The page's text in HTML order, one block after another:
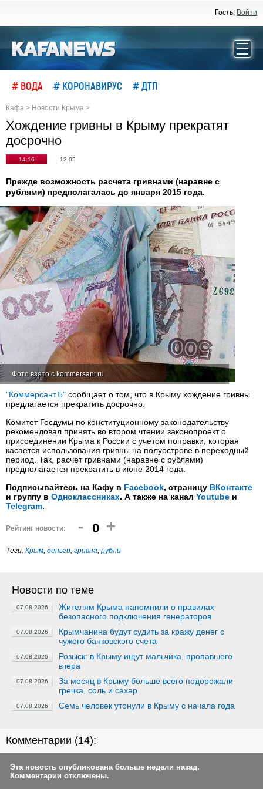
Гость, Войти
# ВОДА # КОРОНАВИРУС # ДТП
Кафа > Новости Крыма >
Хождение гривны в Крыму прекратят
досрочно
14:16 12.05
Прежде возможность расчета гривнами (наравне с
рублями) предполагалась до января 2015 года.
Фото взято с kommersant.ru
"КоммерсантЪ" сообщает о том, что в Крыму хождение гривны
предлагается прекратить досрочно.
Комитет Госдумы по конституционному законодательству
рекомендовал принять во втором чтении законопроект о
присоединении Крыма к России с учетом поправки, которая
касается использования гривны на полуострове в переходный
период. Так, расчет гривнами (наравне с рублями)
предполагается прекратить в июне 2014 года.
Подписывайтесь на Кафу в Facebook, страницу ВКонтакте
и группу в Одноклассниках. А также на канал Youtube и
Telegram.
Рейтинг новости: - 0 +
Теги: Крым, деньги, гривна, рубли
Новости по теме
07.08.2026
Жителям Крыма напомнили о правилах
безопасного подключения генераторов
07.08.2026
Крымчанина будут судить за кражу денег с
чужого банковского счета
07.08.2026
Розыск: в Крыму ищут мальчика, пропавшего
вчера
07.08.2026
За месяц в Крыму больше всего подорожали
гречка, соль и сахар
07.08.2026 Семь человек утонули в Крыму с начала года
Комментарии (14):
Эта новость опубликована больше недели назад.
Комментарии отключены.